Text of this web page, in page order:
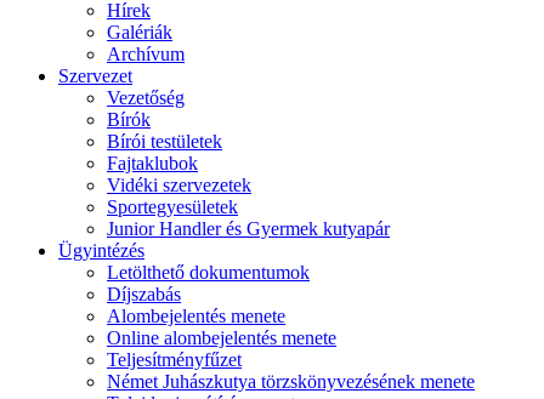
Hírek
Galériák
Archívum
Szervezet
Vezetőség
Bírók
Bírói testületek
Fajtaklubok
Vidéki szervezetek
Sportegyesületek
Junior Handler és Gyermek kutyapár
Ügyintézés
Letölthető dokumentumok
Díjszabás
Alombejelentés menete
Online alombejelentés menete
Teljesítményfűzet
Német Juhászkutya törzskönyvezésének menete